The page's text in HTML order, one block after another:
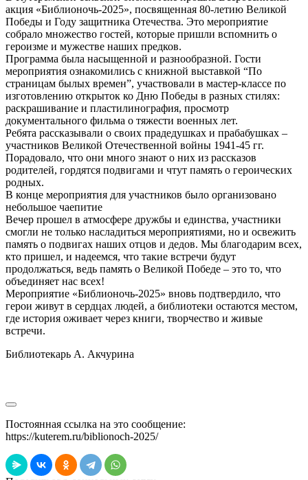
акция «Библионочь-2025», посвященная 80-летию Великой
Победы и Году защитника Отечества. Это мероприятие
собрало множество гостей, которые пришли вспомнить о
героизме и мужестве наших предков.
Программа была насыщенной и разнообразной. Гости
мероприятия ознакомились с книжной выставкой “По
страницам былых времен”, участвовали в мастер-классе по
изготовлению открыток ко Дню Победы в разных стилях:
раскрашивание и пластилинография, просмотр
документального фильма о тяжести военных лет.
Ребята рассказывали о своих прадедушках и прабабушках –
участников Великой Отечественной войны 1941-45 гг.
Порадовало, что они много знают о них из рассказов
родителей, гордятся подвигами и чтут память о героических
родных.
В конце мероприятия для участников было организовано
небольшое чаепитие
Вечер прошел в атмосфере дружбы и единства, участники
смогли не только насладиться мероприятиями, но и освежить
память о подвигах наших отцов и дедов. Мы благодарим всех,
кто пришел, и надеемся, что такие встречи будут
продолжаться, ведь память о Великой Победе – это то, что
объединяет нас всех!
Мероприятие «Библионочь-2025» вновь подтвердило, что
герои живут в сердцах людей, а библиотеки остаются местом,
где история оживает через книги, творчество и живые
встречи.
Библиотекарь А. Акчурина
Постоянная ссылка на это сообщение:
https://kuterem.ru/biblionoch-2025/